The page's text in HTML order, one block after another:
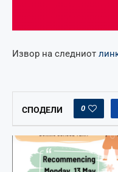
Извор на следниот
СПОДЕЛИ 0